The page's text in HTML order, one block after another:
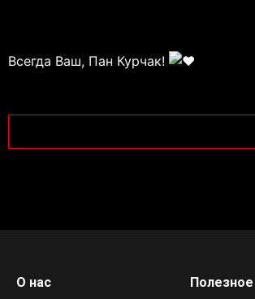
Всегда Ваш, Пан Курчак!
О нас Полезное